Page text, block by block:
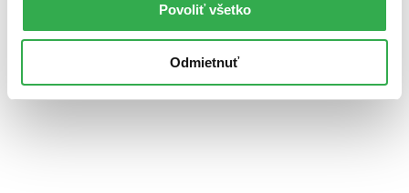
Povoliť všetko
Odmietnuť